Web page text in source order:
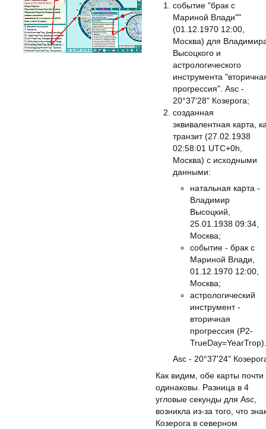
событие "брак с
Мариной Влади""
(01.12.1970 12:00,
Москва) для
Высоцкого и
астрологического
инструмента
прогрессия". Asc -
20°37'28" Козерога;
созданная
эквивалентная карта,
транзит (27.02.1938
02:58:01 UTC+0h,
Москва) с исходными
данными:
натальная карта -
Владимир
Высоцкий,
25.01.1938 09:34,
Москва;
событие - брак с
Мариной Влади,
01.12.1970 12:00,
Москва;
астрологический
инструмент -
вторичная
прогрессия (P2-
TrueDay=YearTrop).
Asc - 20°37'24"
Как видим, обе карты почти
одинаковы. Разница в 4
угловые секунды для Asc,
возникла из-за того, что
Козерога в северном